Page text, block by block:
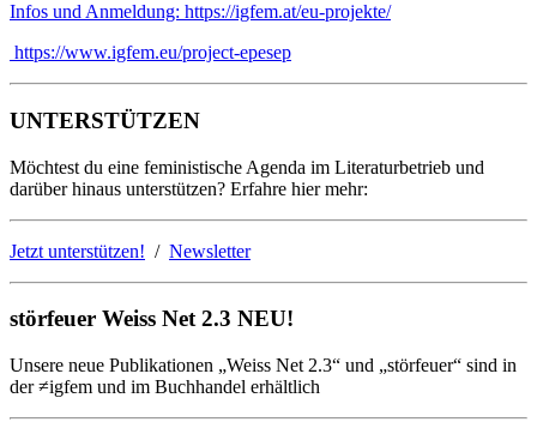
Infos und Anmeldung: https://igfem.at/eu-projekte/
https://www.igfem.eu/project-epesep
UNTERSTÜTZEN
Möchtest du eine feministische Agenda im Literaturbetrieb und
darüber hinaus unterstützen? Erfahre hier mehr:
Jetzt unterstützen! / Newsletter
störfeuer Weiss Net 2.3 NEU!
Unsere neue Publikationen „Weiss Net 2.3“ und „störfeuer“ sind in
der ≠igfem und im Buchhandel erhältlich